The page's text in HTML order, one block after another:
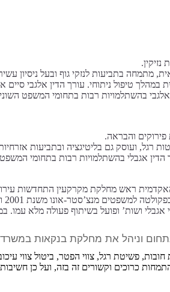
בתביעות לנזקי גוף ובעל ניסיון
בהשתלמויות רבות בתחומי המשפט
והבראה.
ועוסק גם בליטיגציה ובתביעות
אגבלי בהשתלמויות רבות בתחומי המשפט
ראש מחלקת מקרקעין התחדשות
בתחום וניהל את מחלקת בנקאות
פשיטת רגל, צווי הפטר, ביטול צווי
כרוכים וקשורים זה בזה, ועל כן